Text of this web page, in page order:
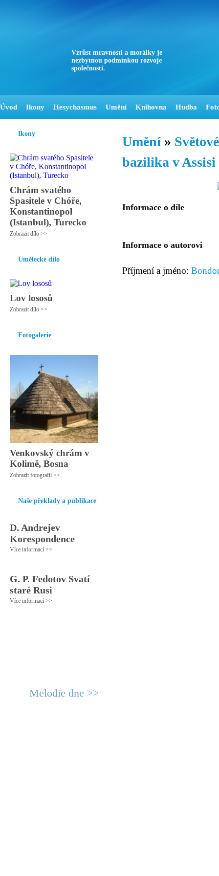
Vzrůst mravnosti a morálky je
nezbytnou podmínkou rozvoje
společnosti.
Úvod Ikony Hesychasmus Umění Knihovna Hudba
Ikony
Chrám svatého
Spasitele v Chóře,
Konstantinopol
(Istanbul), Turecko
Zobrazit dílo >>
Umělecké dílo
Lov lososů
Zobrazit dílo >>
Fotogalerie
Venkovský chrám v
Kolimě, Bosna
Zobrazit fotografii >>
Naše překlady a publikace
D. Andrejev
Korespondence
Více informací >>
G. P. Fedotov Svatí
staré Rusi
Více informací >>
Melodie dne >>
Umění »
bazilika v Assisi
Informace o díle
Informace o autorovi
Příjmení a jméno: